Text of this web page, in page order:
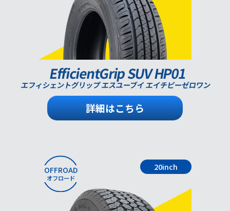
EfficientGrip SUV HP01
エフィシェントグリップ エスユーブイ エイチピーゼロワン
詳細はこちら
OFFROAD
オフロード
20inch